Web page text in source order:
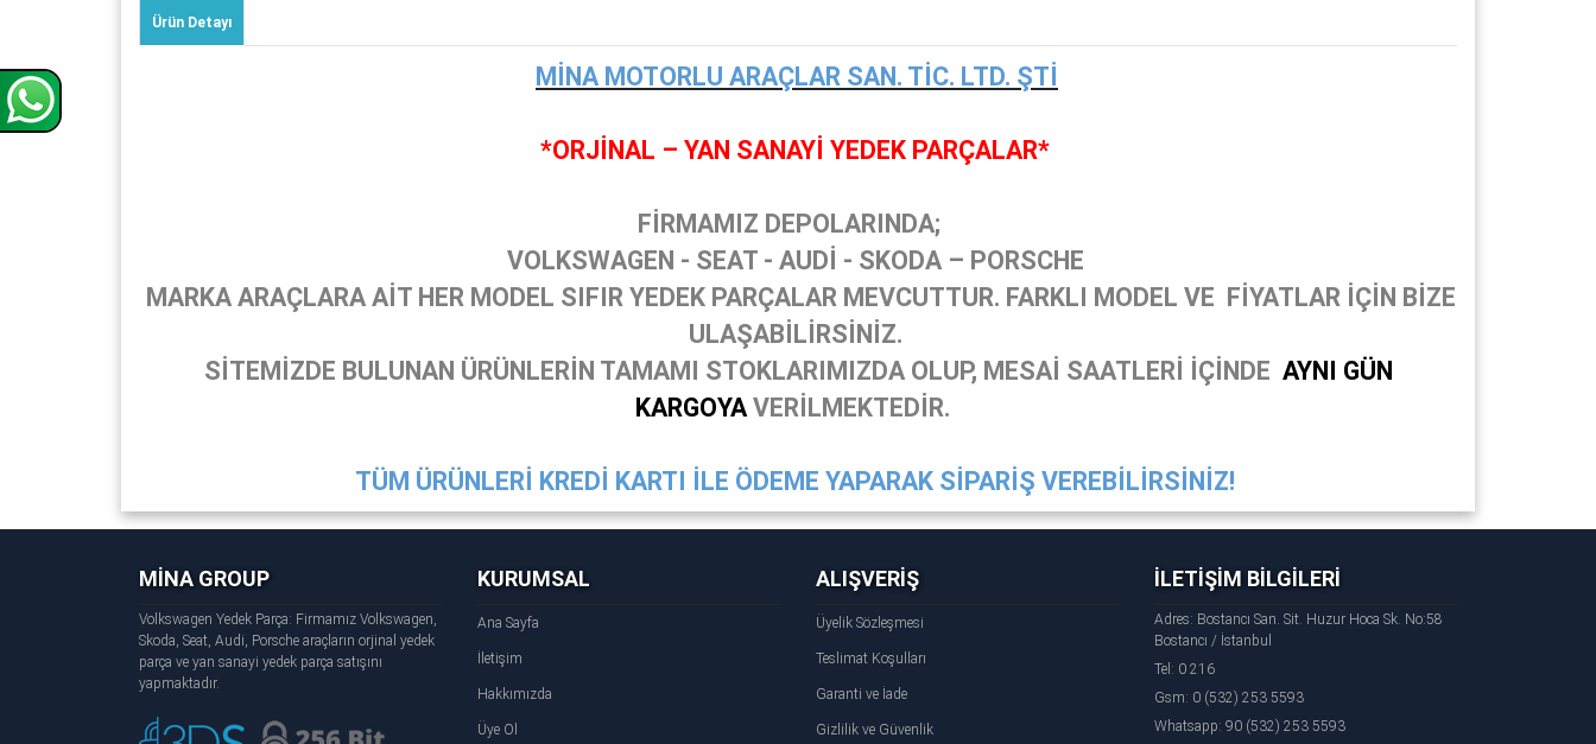
Ürün Detayı
MİNA MOTORLU ARAÇLAR SAN. TİC. LTD. ŞTİ
*ORJİNAL – YAN SANAYİ YEDEK PARÇALAR*
FİRMAMIZ DEPOLARINDA;
VOLKSWAGEN - SEAT - AUDİ - SKODA – PORSCHE
MARKA ARAÇLARA AİT HER MODEL SIFIR YEDEK PARÇALAR MEVCUTTUR. FARKLI MODEL VE FİYATLAR İÇİN BİZE
ULAŞABİLİRSİNİZ.
SİTEMİZDE BULUNAN ÜRÜNLERİN TAMAMI STOKLARIMIZDA OLUP, MESAİ SAATLERİ İÇİNDE AYNI GÜN
KARGOYA VERİLMEKTEDİR.
TÜM ÜRÜNLERİ KREDİ KARTI İLE ÖDEME YAPARAK SİPARİŞ VEREBİLİRSİNİZ!
MİNA GROUP
Volkswagen Yedek Parça: Firmamız Volkswagen,
Skoda, Seat, Audi, Porsche araçların orjinal yedek
parça ve yan sanayi yedek parça satışını
yapmaktadır.
KURUMSAL
Ana Sayfa
İletişim
Hakkımızda
Üye Ol
ALIŞVERİŞ
Üyelik Sözleşmesi
Teslimat Koşulları
Garanti ve İade
Gizlilik ve Güvenlik
İLETİŞİM BİLGİLERİ
Adres: Bostancı San. Sit. Huzur Hoca Sk. No:58
Bostancı / İstanbul
Tel: 0 216
Gsm: 0 (532) 253 5593
Whatsapp: 90 (532) 253 5593